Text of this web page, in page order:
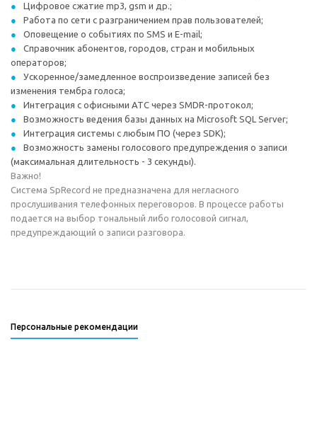
Цифровое сжатие mp3, gsm и др.;
Работа по сети с разграничением прав пользователей;
Оповещение о событиях по SMS и E-mail;
Справочник абонентов, городов, стран и мобильных
операторов;
Ускоренное/замедленное воспроизведение записей без
изменения тембра голоса;
Интеграция с офисными АТС через SMDR-протокол;
Возможность ведения базы данных на Microsoft SQL Server;
Интеграция системы с любым ПО (через SDK);
Возможность замены голосового предупреждения о записи
(максимальная длительность - 3 секунды).
Важно!
Система SpRecord не предназначена для негласного
прослушивания телефонных переговоров. В процессе работы
подается на выбор тональный либо голосовой сигнал,
предупреждающий о записи разговора.
Персональные рекомендации